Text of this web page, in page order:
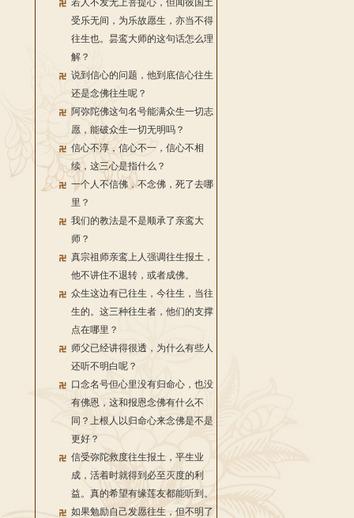
若人不发无上菩提心，但闻彼国土
受乐无间，为乐故愿生，亦当不得
往生也。昙鸾大师的这句话怎么理
解？
说到信心的问题，他到底信心往生
还是念佛往生呢？
阿弥陀佛这句名号能满众生一切志
愿，能破众生一切无明吗？
信心不淳，信心不一，信心不相
续，这三心是指什么？
一个人不信佛，不念佛，死了去哪
里？
我们的教法是不是顺承了亲鸾大
师？
真宗祖师亲鸾上人强调往生报土，
他不讲住不退转，或者成佛。
众生这边有已往生，今往生，当往
生的。这三种往生者，他们的支撑
点在哪里？
师父已经讲得很透，为什么有些人
还听不明白呢？
口念名号但心里没有归命心，也没
有佛恩，这和报恩念佛有什么不
同？上根人以归命心来念佛是不是
更好？
信受弥陀救度往生报土，平生业
成，活着时就得到必至灭度的利
益。真的希望有缘莲友都能听到。
如果勉励自己发愿往生，但不明了